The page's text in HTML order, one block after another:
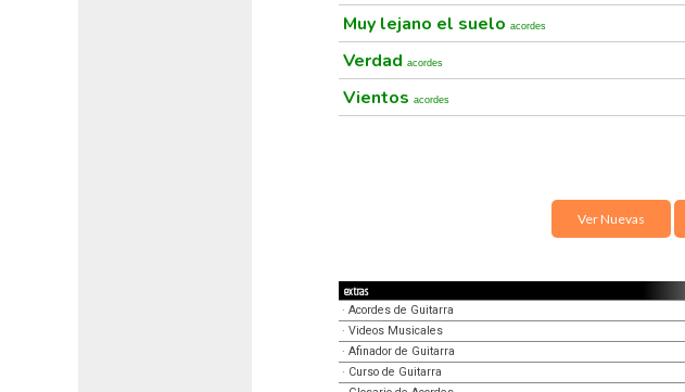
Muy lejano el suelo acordes
Verdad acordes
Vientos acordes
Ver Nuevas
extras
· Acordes de Guitarra
· Videos Musicales
· Afinador de Guitarra
· Curso de Guitarra